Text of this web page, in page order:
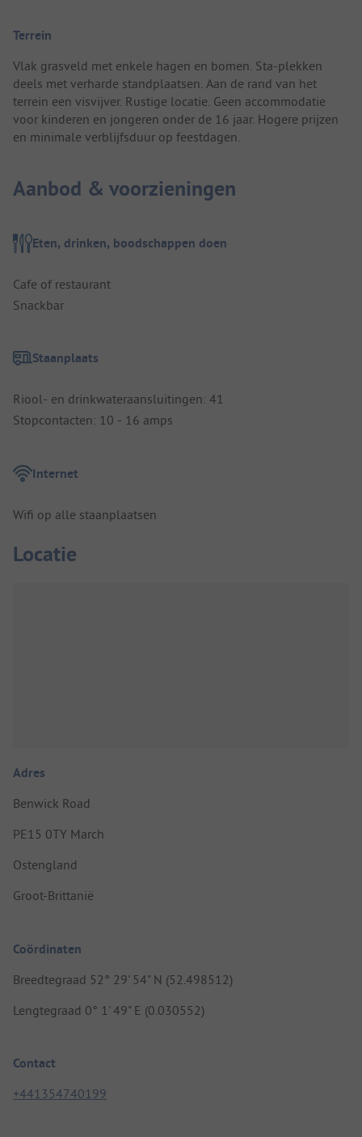
Terrein
Vlak grasveld met enkele hagen en bomen. Sta-plekken
deels met verharde standplaatsen. Aan de rand van het
terrein een visvijver. Rustige locatie. Geen accommodatie
voor kinderen en jongeren onder de 16 jaar. Hogere prijzen
en minimale verblijfsduur op feestdagen.
Aanbod & voorzieningen
Eten, drinken, boodschappen doen
Cafe of restaurant
Snackbar
Staanplaats
Riool- en drinkwateraansluitingen: 41
Stopcontacten: 10 - 16 amps
Internet
Wifi op alle staanplaatsen
Locatie
Adres
Benwick Road
PE15 0TY March
Ostengland
Groot-Brittanië
Coördinaten
Breedtegraad 52° 29' 54" N (52.498512)
Lengtegraad 0° 1' 49" E (0.030552)
Contact
+441354740199